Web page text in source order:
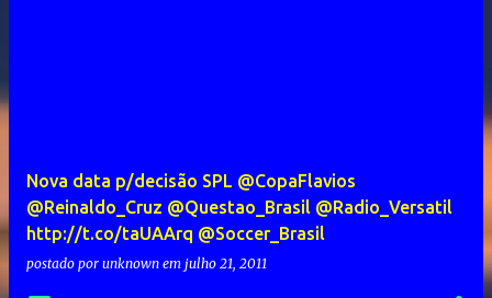
Nova data p/decisão SPL @CopaFlavios
@Reinaldo_Cruz @Questao_Brasil @Radio_Versatil
http://t.co/taUAArq @Soccer_Brasil
postado por unknown em julho 21, 2011